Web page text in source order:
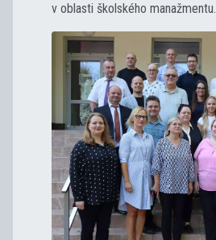
v oblasti školského manažmentu.